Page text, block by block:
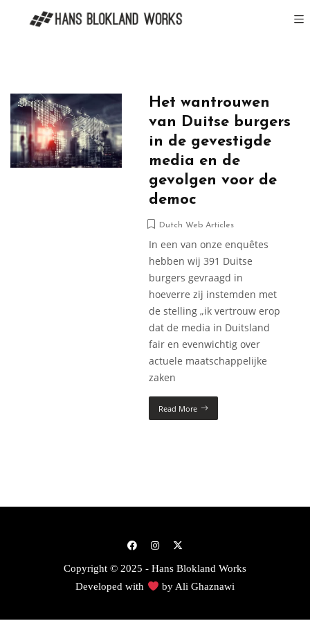
Het wantrouwen
van Duitse burgers
in de gevestigde
media en de
gevolgen voor de
democ
Dutch Web Articles
In een van onze enquêtes
hebben wij 391 Duitse
burgers gevraagd in
hoeverre zij instemden met
de stelling „ik vertrouw erop
dat de media in Duitsland
fair en evenwichtig over
actuele maatschappelijke
zaken
Read More
Copyright © 2025 - Hans Blokland Works
Developed with
by Ali Ghaznawi